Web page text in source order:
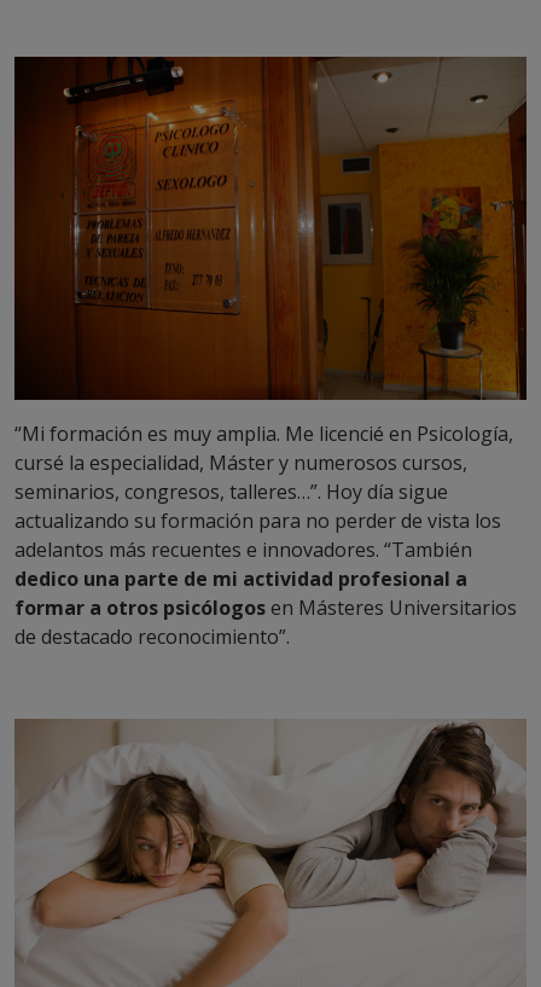
“Mi formación es muy amplia. Me licencié en Psicología,
cursé la especialidad, Máster y numerosos cursos,
seminarios, congresos, talleres…”. Hoy día sigue
actualizando su formación para no perder de vista los
adelantos más recuentes e innovadores. “También
dedico una parte de mi actividad profesional a
formar a otros psicólogosen Másteres Universitarios
de destacado reconocimiento”.